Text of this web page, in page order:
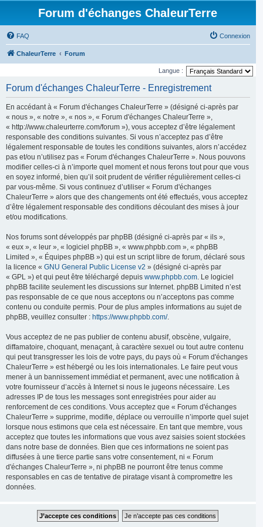
Forum d'échanges ChaleurTerre
FAQ Connexion
ChaleurTerre Forum
Langue :
Forum d'échanges ChaleurTerre - Enregistrement
En accédant à « Forum d'échanges ChaleurTerre » (désigné ci-après par
« nous », « notre », « nos », « Forum d'échanges ChaleurTerre »,
« http://www.chaleurterre.com/forum »), vous acceptez d’être légalement
responsable des conditions suivantes. Si vous n’acceptez pas d’être
légalement responsable de toutes les conditions suivantes, alors n’accédez
pas et/ou n’utilisez pas « Forum d'échanges ChaleurTerre ». Nous pouvons
modifier celles-ci à n’importe quel moment et nous ferons tout pour que vous
en soyez informé, bien qu’il soit prudent de vérifier régulièrement celles-ci
par vous-même. Si vous continuez d’utiliser « Forum d'échanges
ChaleurTerre » alors que des changements ont été effectués, vous acceptez
d’être légalement responsable des conditions découlant des mises à jour
et/ou modifications.
Nos forums sont développés par phpBB (désigné ci-après par « ils »,
« eux », « leur », « logiciel phpBB », « www.phpbb.com », « phpBB
Limited », « Équipes phpBB ») qui est un script libre de forum, déclaré sous
la licence « GNU General Public License v2 » (désigné ci-après par
« GPL ») et qui peut être téléchargé depuis www.phpbb.com. Le logiciel
phpBB facilite seulement les discussions sur Internet. phpBB Limited n’est
pas responsable de ce que nous acceptons ou n’acceptons pas comme
contenu ou conduite permis. Pour de plus amples informations au sujet de
phpBB, veuillez consulter : https://www.phpbb.com/.
Vous acceptez de ne pas publier de contenu abusif, obscène, vulgaire,
diffamatoire, choquant, menaçant, à caractère sexuel ou tout autre contenu
qui peut transgresser les lois de votre pays, du pays où « Forum d'échanges
ChaleurTerre » est hébergé ou les lois internationales. Le faire peut vous
mener à un bannissement immédiat et permanent, avec une notification à
votre fournisseur d’accès à Internet si nous le jugeons nécessaire. Les
adresses IP de tous les messages sont enregistrées pour aider au
renforcement de ces conditions. Vous acceptez que « Forum d'échanges
ChaleurTerre » supprime, modifie, déplace ou verrouille n’importe quel sujet
lorsque nous estimons que cela est nécessaire. En tant que membre, vous
acceptez que toutes les informations que vous avez saisies soient stockées
dans notre base de données. Bien que ces informations ne soient pas
diffusées à une tierce partie sans votre consentement, ni « Forum
d'échanges ChaleurTerre », ni phpBB ne pourront être tenus comme
responsables en cas de tentative de piratage visant à compromettre les
données.